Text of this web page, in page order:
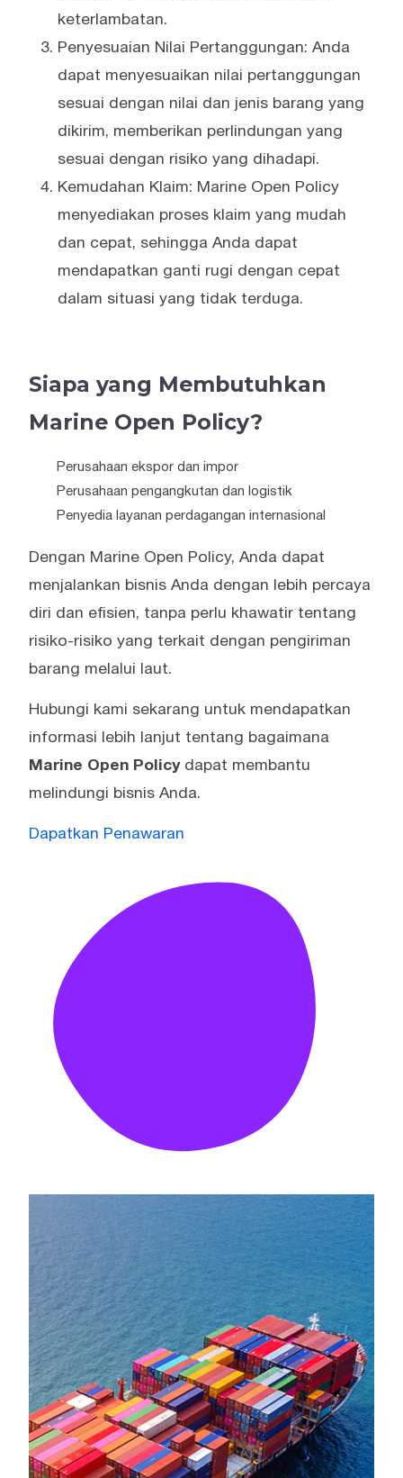
keterlambatan.
Penyesuaian Nilai Pertanggungan: Anda
dapat menyesuaikan nilai pertanggungan
sesuai dengan nilai dan jenis barang yang
dikirim, memberikan perlindungan yang
sesuai dengan risiko yang dihadapi.
Kemudahan Klaim: Marine Open Policy
menyediakan proses klaim yang mudah
dan cepat, sehingga Anda dapat
mendapatkan ganti rugi dengan cepat
dalam situasi yang tidak terduga.
Siapa yang Membutuhkan
Marine Open Policy?
Perusahaan ekspor dan impor
Perusahaan pengangkutan dan logistik
Penyedia layanan perdagangan internasional
Dengan Marine Open Policy, Anda dapat
menjalankan bisnis Anda dengan lebih percaya
diri dan efisien, tanpa perlu khawatir tentang
risiko-risiko yang terkait dengan pengiriman
barang melalui laut.
Hubungi kami sekarang untuk mendapatkan
informasi lebih lanjut tentang bagaimana
Marine Open Policydapat membantu
melindungi bisnis Anda.
Dapatkan Penawaran